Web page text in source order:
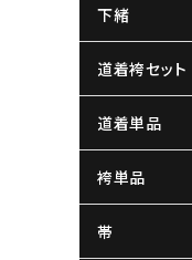
下緒
道着袴セット
道着単品
袴単品
帯